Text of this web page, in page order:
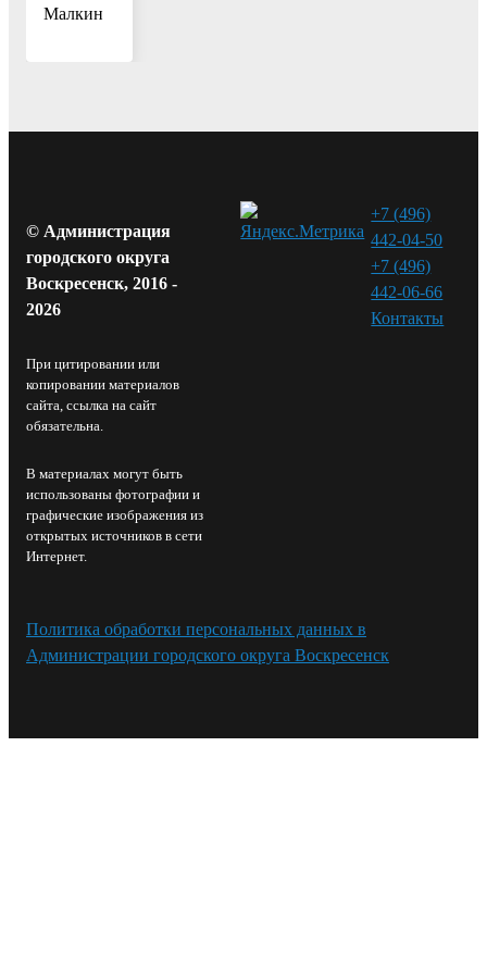
Малкин
© Администрация
городского округа
Воскресенск, 2016 -
2026
При цитировании или
копировании материалов
сайта, ссылка на сайт
обязательна.
В материалах могут быть
использованы фотографии и
графические изображения из
открытых источников в сети
Интернет.
+7 (496)
442-04-50
+7 (496)
442-06-66
Контакты⁠
Политика обработки персональных данных в
Администрации городского округа Воскресенск